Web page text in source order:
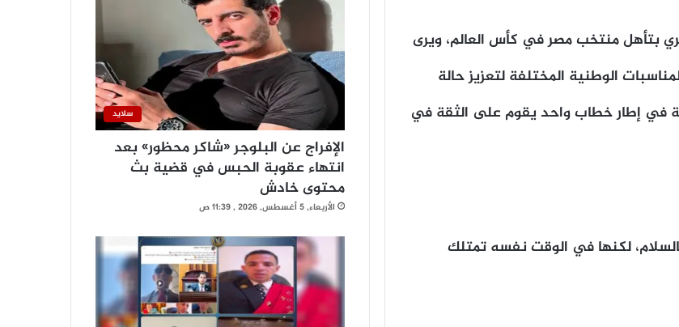
بتأهل منتخب مصر في كأس العالم، ويرى
الوطنية المختلفة لتعزيز حالة
في إطار خطاب واحد يقوم على الثقة في
لكنها في الوقت نفسه تمتلك
سلايد
الإفراج عن البلوجر «شاكر محظور» بعد
انتهاء عقوبة الحبس في قضية بث
محتوى خادش
الأربعاء, 5 أغسطس, 2026 , 11:39 ص